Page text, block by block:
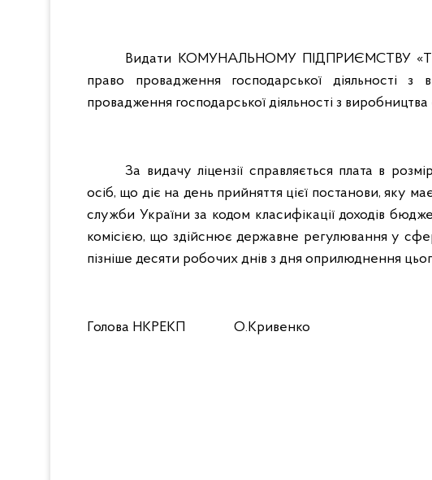
Видати КОМУНАЛЬНОМУ ПІДПРИЄМСТВУ
право провадження господарської діяльності
провадження господарської діяльності з
За видачу ліцензії справляється плата в
осіб, що діє на день прийняття цієї постанови, яку
служби України за кодом класифікації доходів
комісією, що здійснює державне регулювання у
пізніше десяти робочих днів з дня оприлюднення
Голова НКРЕКП О.Кривенко